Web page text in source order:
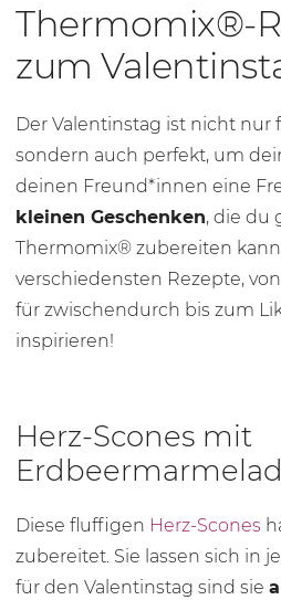
Thermomix®-
zum
Der Valentinstag ist nicht nur
sondern auch perfekt, um
deinen Freund*innen eine
kleinen Geschenken, die du
Thermomix® zubereiten
verschiedensten Rezepte,
für zwischendurch bis zum
inspirieren!
Herz-Scones mit
Diese fluffigen Herz-Scones
zubereitet. Sie lassen sich in
für den Valentinstag sind sie